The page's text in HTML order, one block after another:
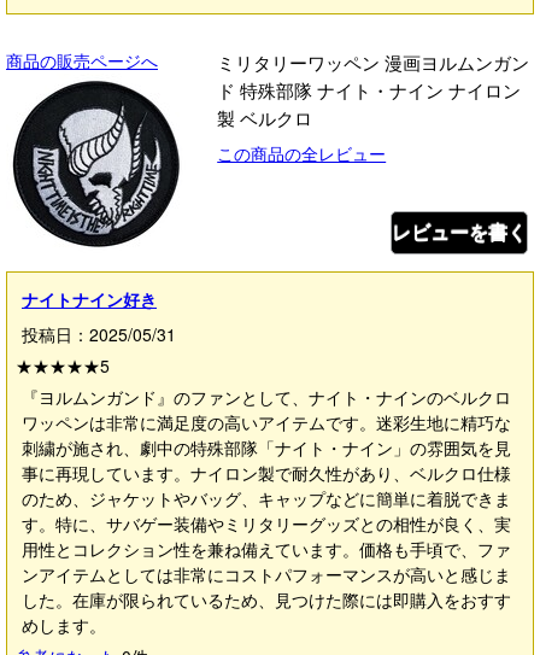
商品の販売ページへ
ミリタリーワッペン 漫画ヨルムンガン
ド 特殊部隊 ナイト・ナイン ナイロン
製 ベルクロ
この商品の全レビュー
レビューを書く
ナイトナイン好き
投稿日：2025/05/31
★★★★★5
『ヨルムンガンド』のファンとして、ナイト・ナインのベルクロ
ワッペンは非常に満足度の高いアイテムです。迷彩生地に精巧な
刺繍が施され、劇中の特殊部隊「ナイト・ナイン」の雰囲気を見
事に再現しています。ナイロン製で耐久性があり、ベルクロ仕様
のため、ジャケットやバッグ、キャップなどに簡単に着脱できま
す。特に、サバゲー装備やミリタリーグッズとの相性が良く、実
用性とコレクション性を兼ね備えています。価格も手頃で、ファ
ンアイテムとしては非常にコストパフォーマンスが高いと感じま
した。在庫が限られているため、見つけた際には即購入をおすす
めします。